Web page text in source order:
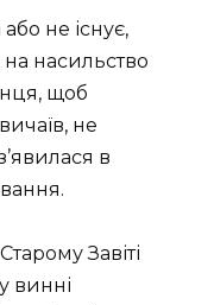
не існує,
на насильство
щоб
не
в
Завіті
винні